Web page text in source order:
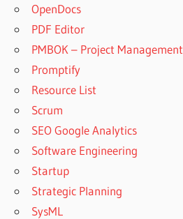
OpenDocs
PDF Editor
PMBOK – Project Management
Promptify
Resource List
Scrum
SEO Google Analytics
Software Engineering
Startup
Strategic Planning
SysML